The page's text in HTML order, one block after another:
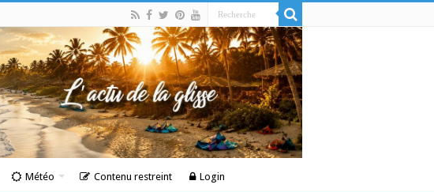
Météo Contenu restreint Login